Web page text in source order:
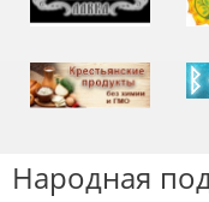
Народная